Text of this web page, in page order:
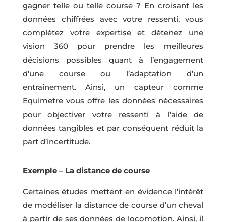
gagner telle ou telle course ? En croisant les
données chiffrées avec votre ressenti, vous
complétez votre expertise et détenez une
vision 360 pour prendre les meilleures
décisions possibles quant à l’engagement
d’une course ou l’adaptation d’un
entraînement. Ainsi, un capteur comme
Equimetre vous offre les données nécessaires
pour objectiver votre ressenti à l’aide de
données tangibles et par conséquent réduit la
part d’incertitude.
Exemple – La distance de course
Certaines études mettent en évidence l’intérêt
de modéliser la distance de course d’un cheval
à partir de ses données de locomotion. Ainsi, il